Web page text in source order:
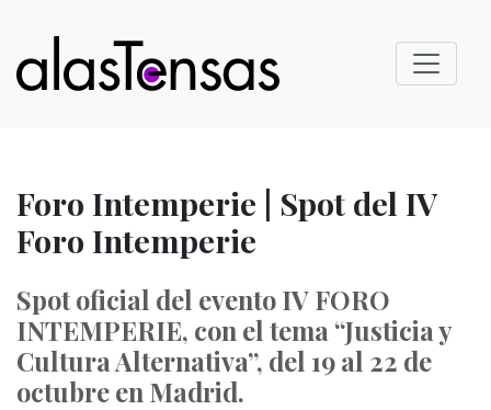
Foro Intemperie | Spot del IV
Foro Intemperie
Spot oficial del evento IV FORO
INTEMPERIE, con el tema “Justicia y
Cultura Alternativa”, del 19 al 22 de
octubre en Madrid.